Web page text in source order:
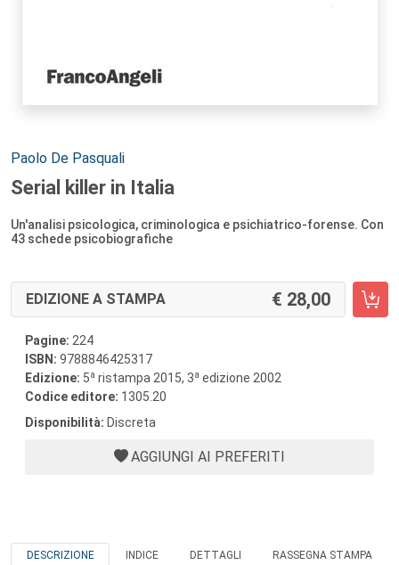
Autori:
Paolo De Pasquali
Serial killer in Italia
Un'analisi psicologica, criminologica e psichiatrico-forense. Con
43 schede psicobiografiche
EDIZIONE A STAMPA 28,00
Pagine: 224
ISBN: 9788846425317
Edizione: 5a ristampa 2015, 3a edizione 2002
Codice editore: 1305.20
Disponibilità: Discreta
AGGIUNGI AI PREFERITI
DESCRIZIONE INDICE DETTAGLI RASSEGNA STAMPA